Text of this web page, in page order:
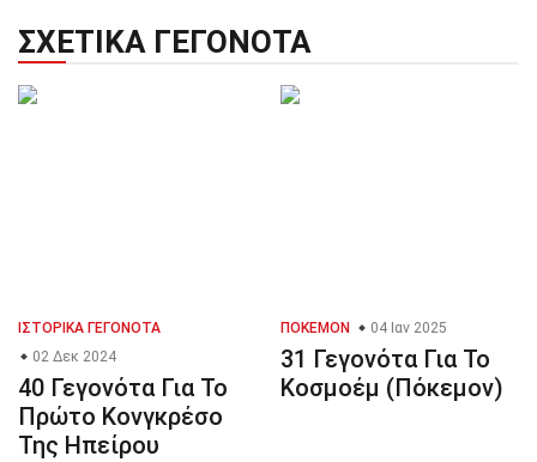
ΣΧΕΤΙΚΆ ΓΕΓΟΝΌΤΑ
ΙΣΤΟΡΙΚΆ ΓΕΓΟΝΌΤΑ
02 Δεκ 2024
40 Γεγονότα Για Το
Πρώτο Κονγκρέσο
Της Ηπείρου
ΠΌΚΕΜΟΝ 04 Ιαν 2025
31 Γεγονότα Για Το
Κοσμοέμ (Πόκεμον)